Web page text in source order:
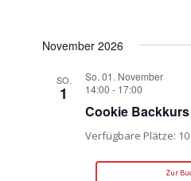
November 2026
SO.
1
So. 01. November
14:00 - 17:00
Cookie Backkurs
Verfügbare Plätze:
Zur